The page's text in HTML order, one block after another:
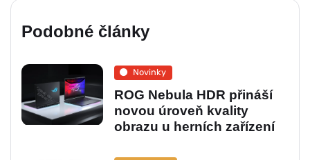
Podobné články
Novinky
ROG Nebula HDR přináší
novou úroveň kvality
obrazu u herních zařízení